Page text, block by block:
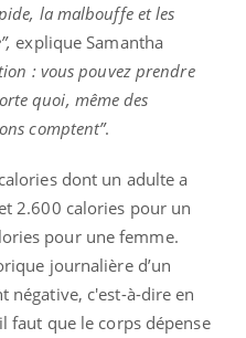
la malbouffe et les
explique Samantha
: vous pouvez prendre
quoi, même des
comptent”.
dont un adulte a
2.600 calories pour un
pour une femme.
journalière d’un
négative, c'est-à-dire en
faut que le corps dépense